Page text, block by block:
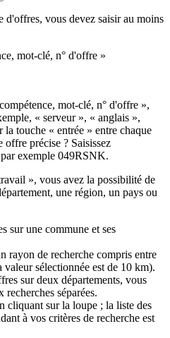
d'offres, vous devez saisir au moins
mot-clé, n° d'offre »
mot-clé, n° d'offre »,
« serveur », « anglais »,
la touche « entrée » entre chaque
offre précise ? Saisissez
exemple 049RSNK.
», vous avez la possibilité de
une région, un pays ou
sur une commune et ses
rayon de recherche compris entre
sélectionnée est de 10 km).
sur deux départements, vous
séparées.
cliquant sur la loupe ; la liste des
à vos critères de recherche est